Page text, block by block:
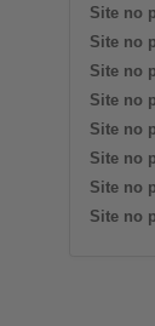
Site no
Site no
Site no
Site no
Site no
Site no
Site no
Site no